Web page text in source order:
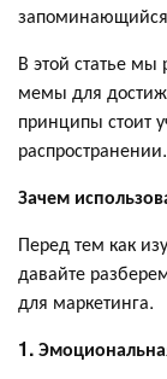
В этой статье мы
мемы для
принципы стоит
распространении.
Зачем
Перед тем как
давайте
для маркетинга.
1.